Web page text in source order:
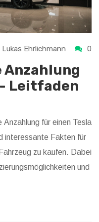
Lukas Ehrlichmann 0
Anzahlung
Leitfaden
für einen Tesla
interessante Fakten für
zu kaufen. Dabei
und